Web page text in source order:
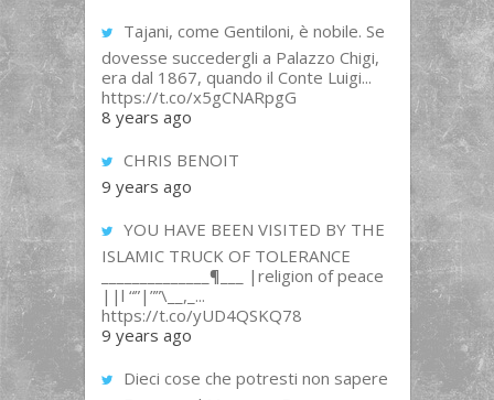
Tajani, come Gentiloni, è nobile. Se
dovesse succedergli a Palazzo Chigi,
era dal 1867, quando il Conte Luigi...
https://t.co/x5gCNARpgG
8 years ago
CHRIS BENOIT
9 years ago
YOU HAVE BEEN VISITED BY THE
ISLAMIC TRUCK OF TOLERANCE
______________¶___ |religion of peace
||l “”|””\__,_...
https://t.co/yUD4QSKQ78
9 years ago
Dieci cose che potresti non sapere